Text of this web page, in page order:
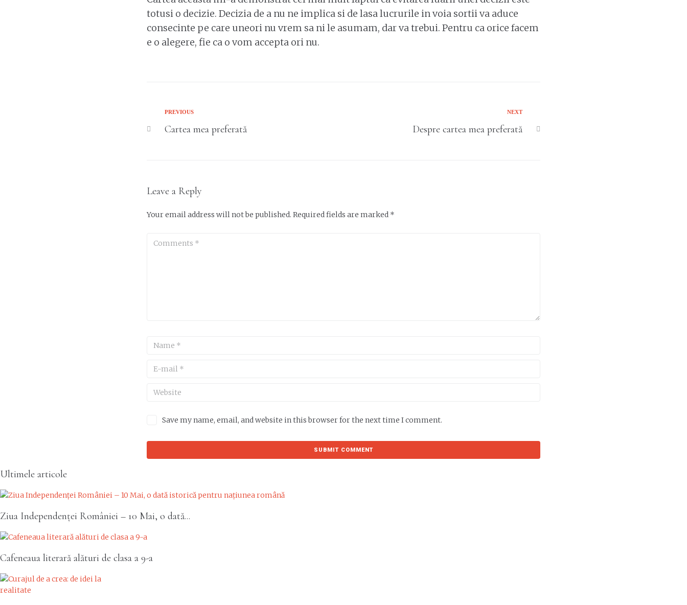
totusi o decizie. Decizia de a nu ne implica si de lasa lucrurile in voia sortii va aduce
consecinte pe care uneori nu vrem sa ni le asumam, dar va trebui. Pentru ca orice facem
e o alegere, fie ca o vom accepta ori nu.
Post
Previous
PREVIOUS
Cartea mea preferată
NEXT
Despre cartea mea preferată
Leave a Reply
Your email address will not be published. Required fields are marked *
Save my name, email, and website in this browser for the next time I comment.
Ultimele articole
Ziua Independenței României – 10 Mai, o dată...
Cafeneaua literară alături de clasa a 9-a